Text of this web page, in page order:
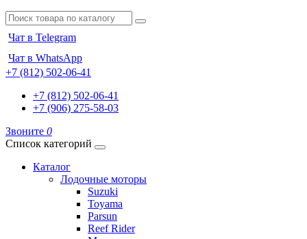
Чат в Telegram
Чат в WhatsApp
+7 (812) 502-06-41
+7 (812) 502-06-41
+7 (906) 275-58-03
Звоните 0
Список категорий
Каталог
Лодочные моторы
Suzuki
Toyama
Parsun
Reef Rider